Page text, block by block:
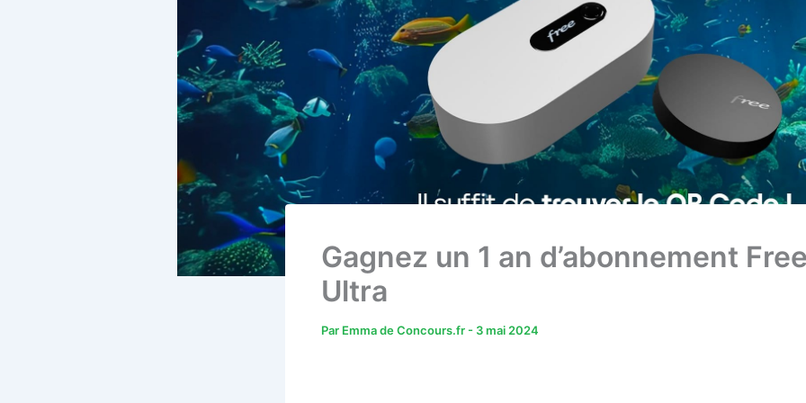
Gagnez un 1 an d’abonnement
Ultra
Par Emma de Concours.fr - 3 mai 2024